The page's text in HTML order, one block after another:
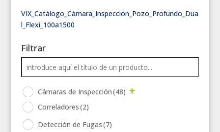
VIX_Catálogo_Cámara_Inspección_Pozo_Profundo_Dua
l_Flexi_100a1500
Filtrar
Cámaras de Inspección(48)
Correladores(2)
Detección de Fugas(7)